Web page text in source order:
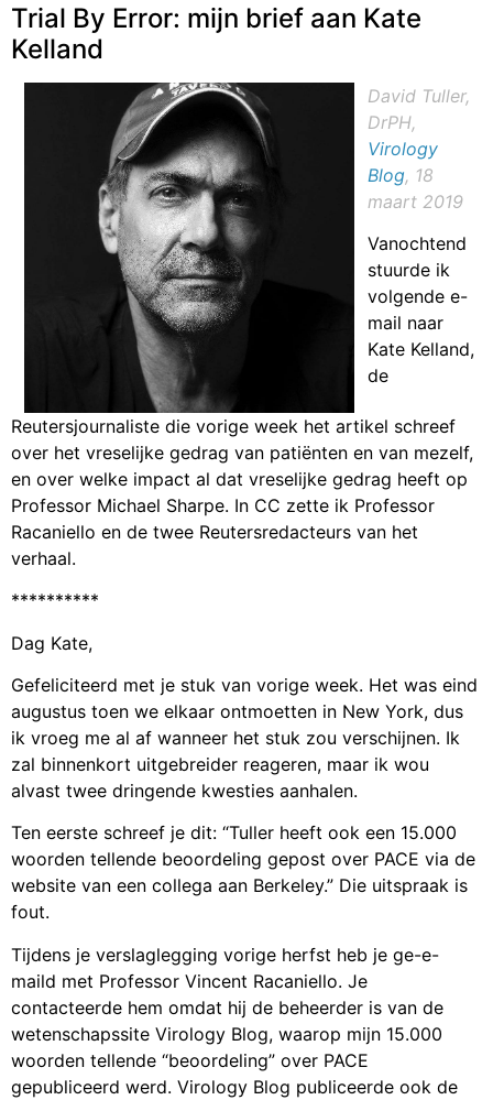
Trial By Error: mijn brief aan Kate
Kelland
David Tuller,
DrPH,
Virology
Blog, 18
maart 2019
Vanochtend
stuurde ik
volgende e-
mail naar
Kate Kelland,
de
Reutersjournaliste die vorige week het artikel schreef
over het vreselijke gedrag van patiënten en van mezelf,
en over welke impact al dat vreselijke gedrag heeft op
Professor Michael Sharpe. In CC zette ik Professor
Racaniello en de twee Reutersredacteurs van het
verhaal.
**********
Dag Kate,
Gefeliciteerd met je stuk van vorige week. Het was eind
augustus toen we elkaar ontmoetten in New York, dus
ik vroeg me al af wanneer het stuk zou verschijnen. Ik
zal binnenkort uitgebreider reageren, maar ik wou
alvast twee dringende kwesties aanhalen.
Ten eerste schreef je dit: “Tuller heeft ook een 15.000
woorden tellende beoordeling gepost over PACE via de
website van een collega aan Berkeley.” Die uitspraak is
fout.
Tijdens je verslaglegging vorige herfst heb je ge-e-
maild met Professor Vincent Racaniello. Je
contacteerde hem omdat hij de beheerder is van de
wetenschapssite Virology Blog, waarop mijn 15.000
woorden tellende “beoordeling” over PACE
gepubliceerd werd. Virology Blog publiceerde ook de